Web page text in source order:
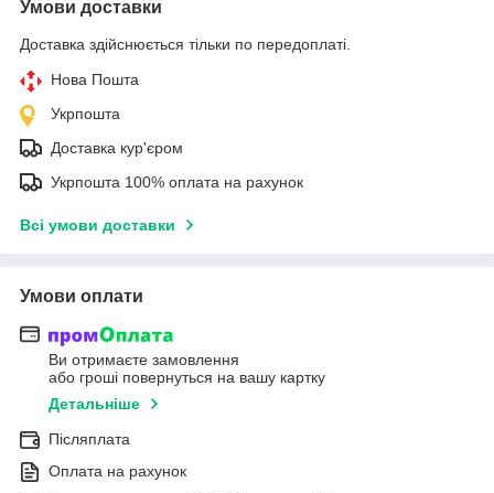
Умови доставки
Доставка здійснюється тільки по передоплаті.
Нова Пошта
Укрпошта
Доставка кур'єром
Укрпошта 100% оплата на рахунок
Всі умови доставки
Умови оплати
Ви отримаєте замовлення
або гроші повернуться на вашу картку
Детальніше
Післяплата
Оплата на рахунок